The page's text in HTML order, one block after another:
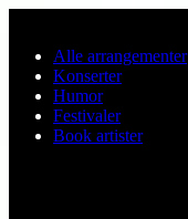
Alle arrangementer
Konserter
Humor
Festivaler
Book artister